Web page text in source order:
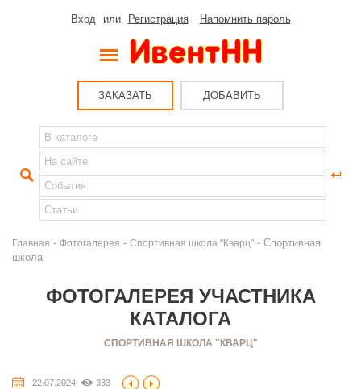
Вход или Регистрация Напомнить пароль
ЗАКАЗАТЬ ДОБАВИТЬ
Главная - Фотогалерея - Спортивная школа "Кварц" - Спортивная
школа
ФОТОГАЛЕРЕЯ УЧАСТНИКА
КАТАЛОГА
СПОРТИВНАЯ ШКОЛА "КВАРЦ"
22.07.2024, 333